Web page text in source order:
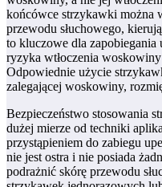
końcówce strzykawki można
przewodu słuchowego,
to kluczowe dla
ryzyka wtłoczenia
Odpowiednie użycie
zalegającej woskowiny,
Bezpieczeństwo stosowania
dużej mierze od techniki
przystąpieniem do zabiegu
nie jest ostra i nie posiada
podrażnić skórę przewodu